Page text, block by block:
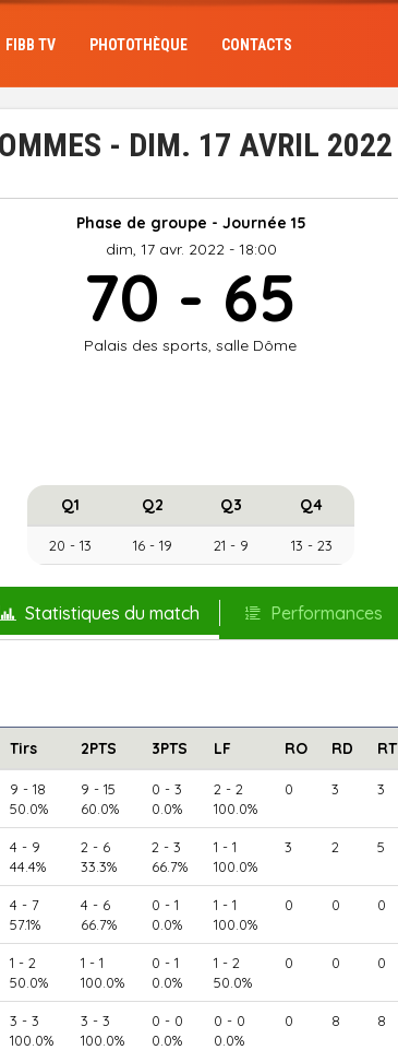
FIBB TV PHOTOTHÈQUE CONTACTS
- DIM. 17 AVRIL
Phase de groupe - Journée 15
dim, 17 avr. 2022 - 18:00
70 - 65
Palais des sports, salle Dôme
Q1 Q2 Q3 Q4
20 - 13 16 - 19 21 - 9 13 - 23
Statistiques du match Performances
Tirs 2PTS 3PTS LF RO RD RT
9 - 18
50.0%
9 - 15
60.0%
0 - 3
0.0%
2 - 2
100.0%
0 3 3
4 - 9
44.4%
2 - 6
33.3%
2 - 3
66.7%
1 - 1
100.0%
3 2 5
4 - 7
57.1%
4 - 6
66.7%
0 - 1
0.0%
1 - 1
100.0%
0 0 0
1 - 2
50.0%
1 - 1
100.0%
0 - 1
0.0%
1 - 2
50.0%
0 0 0
3 - 3
100.0%
3 - 3
100.0%
0 - 0
0.0%
0 - 0
0.0%
0 8 8